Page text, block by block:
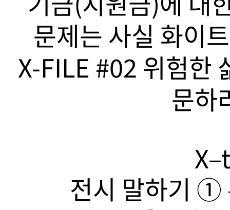
문제는 사실 화이
X-FILE #02 위험한
문하
전시 말하기 ➀